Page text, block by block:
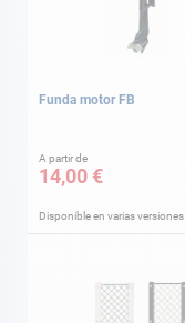
Funda motor FB
A partir de
14,00 €
Disponible en varias versiones